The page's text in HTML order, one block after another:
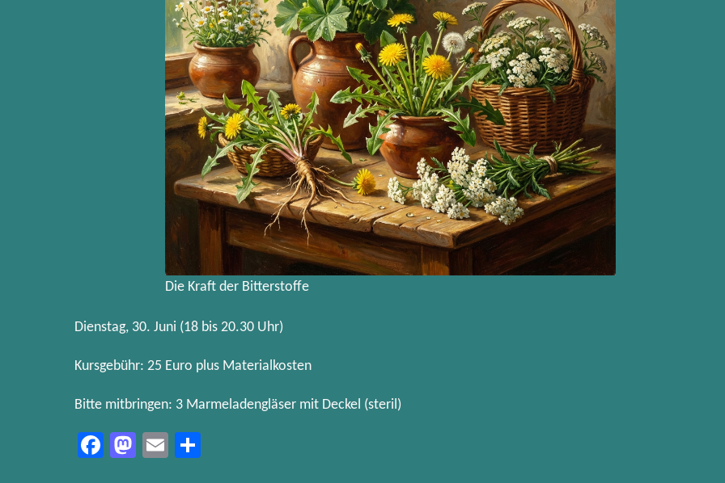
Die Kraft der Bitterstoffe
Dienstag, 30. Juni (18 bis 20.30 Uhr)
Kursgebühr: 25 Euro plus Materialkosten
Bitte mitbringen: 3 Marmeladengläser mit Deckel (steril)
Fa
M
E